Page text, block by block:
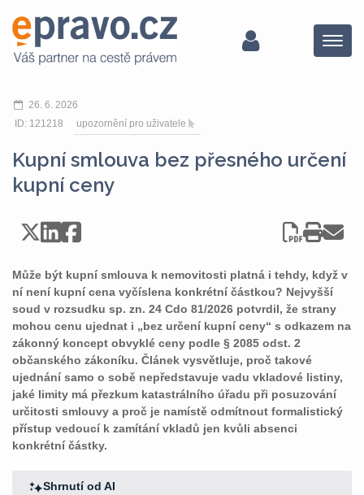
Menu
26. 6. 2026
ID: 121218
upozornění pro uživatele
Kupní smlouva bez přesného určení
kupní ceny
Může být kupní smlouva k nemovitosti platná i tehdy, když v
ní není kupní cena vyčíslena konkrétní částkou? Nejvyšší
soud v rozsudku sp. zn. 24 Cdo 81/2026 potvrdil, že strany
mohou cenu ujednat i „bez určení kupní ceny“ s odkazem na
zákonný koncept obvyklé ceny podle § 2085 odst. 2
občanského zákoníku. Článek vysvětluje, proč takové
ujednání samo o sobě nepředstavuje vadu vkladové listiny,
jaké limity má přezkum katastrálního úřadu při posuzování
určitosti smlouvy a proč je namístě odmítnout formalistický
přístup vedoucí k zamítání vkladů jen kvůli absenci
konkrétní částky.
Shrnutí od AI